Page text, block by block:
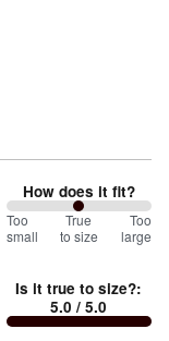
How does it fit?
100
between
small
and
Too
small
True
to size
Too
large
Is it true to size?:
5.0 / 5.0